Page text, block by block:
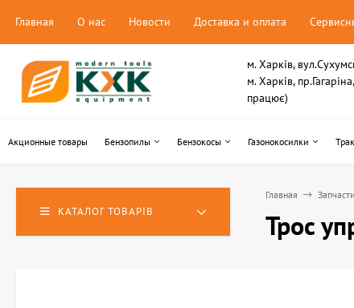
Главная О нас Новости Доставка и оплата
м. Харків,
м. Харків,
працює)
Акционные товары Бензопилы Бензокосы Газонокосилки
КАТАЛОГ ТОВАРІВ
Главная Запчасти
Трос